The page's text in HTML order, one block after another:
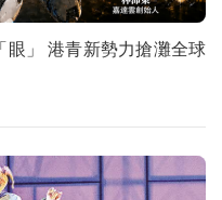
眼」 港青新勢力搶灘全球